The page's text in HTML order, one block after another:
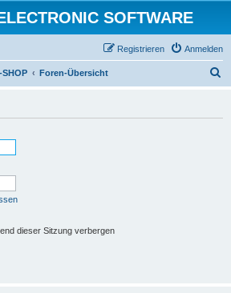
SOFTWARE
Anmelden
Registrieren
SHOP Foren-Übersicht
dieser Sitzung verbergen